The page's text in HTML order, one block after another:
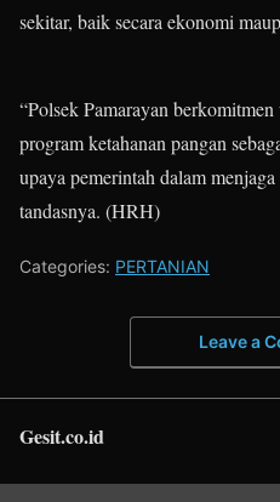
sekitar, baik secara ekonomi
“Polsek Pamarayan
program ketahanan pangan
upaya pemerintah dalam
tandasnya. (HRH)
Categories: PERTANIAN
Leave a
Gesit.co.id